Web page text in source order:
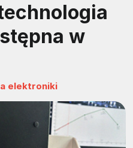
w
elektroniki